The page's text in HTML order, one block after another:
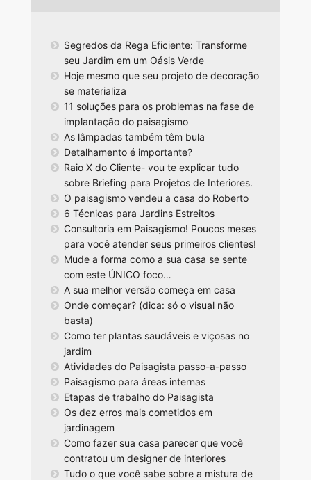
Segredos da Rega Eficiente: Transforme
seu Jardim em um Oásis Verde
Hoje mesmo que seu projeto de decoração
se materializa
11 soluções para os problemas na fase de
implantação do paisagismo
As lâmpadas também têm bula
Detalhamento é importante?
Raio X do Cliente- vou te explicar tudo
sobre Briefing para Projetos de Interiores.
O paisagismo vendeu a casa do Roberto
6 Técnicas para Jardins Estreitos
Consultoria em Paisagismo! Poucos meses
para você atender seus primeiros clientes!
Mude a forma como a sua casa se sente
com este ÚNICO foco…
A sua melhor versão começa em casa
Onde começar? (dica: só o visual não
basta)
Como ter plantas saudáveis e viçosas no
jardim
Atividades do Paisagista passo-a-passo
Paisagismo para áreas internas
Etapas de trabalho do Paisagista
Os dez erros mais cometidos em
jardinagem
Como fazer sua casa parecer que você
contratou um designer de interiores
Tudo o que você sabe sobre a mistura de